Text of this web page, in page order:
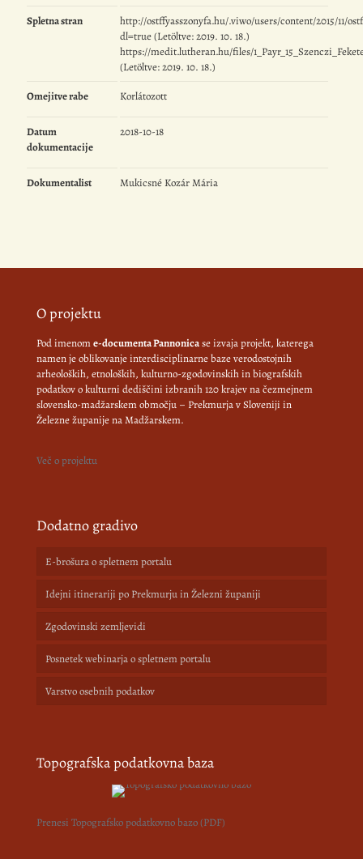
Spletna stran
http://ostffyasszonyfa.hu/.viwo/users/content/2015/11/
dl=true (Letöltve: 2019. 10. 18.)
https://medit.lutheran.hu/files/
(Letöltve: 2019. 10. 18.)
Omejitve rabe Korlátozott
Datum
dokumentacije
2018-10-18
Dokumentalist Mukicsné Kozár Mária
O projektu
Pod imenome-documenta Pannonicase izvaja projekt, katerega
namen je oblikovanje interdisciplinarne baze verodostojnih
arheoloških, etnoloških, kulturno-zgodovinskih in biografskih
podatkov o kulturni dediščini izbranih 120 krajev na čezmejnem
slovensko-madžarskem območju – Prekmurja v Sloveniji in
Železne županije na Madžarskem.
Več o projektu
Dodatno gradivo
E-brošura o spletnem portalu
Idejni itinerariji po Prekmurju in Železni županiji
Zgodovinski zemljevidi
Posnetek webinarja o spletnem portalu
Varstvo osebnih podatkov
Topografska podatkovna baza
Prenesi Topografsko podatkovno bazo (PDF)